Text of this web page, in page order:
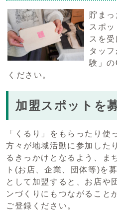
貯まっ
スポ
スを
タッ
験」
ください。
加盟スポットを
「くるり」をもらったり使
方々が地域活動に参加した
るきっかけとなるよう、ま
ト(お店、企業、団体等)を
として加盟すると、お店や
ンづくりにもつながること
ご登録ください。